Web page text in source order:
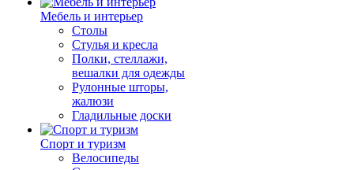
Мебель и интерьер
Столы
Стулья и кресла
Полки, стеллажи,
вешалки для одежды
Рулонные шторы,
жалюзи
Гладильные доски
Спорт и туризм
Велосипеды